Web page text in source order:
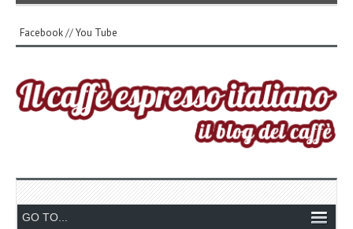
Facebook//You Tube